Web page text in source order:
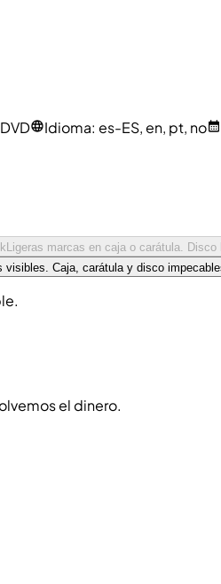
DVD Idioma: es-ES, en, pt, no
Ligeras marcas en caja o carátula. Disco
visibles. Caja, carátula y disco
el dinero.